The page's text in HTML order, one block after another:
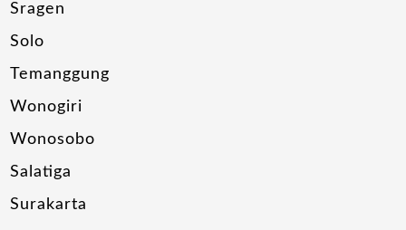
Sragen
Solo
Temanggung
Wonogiri
Wonosobo
Salatiga
Surakarta